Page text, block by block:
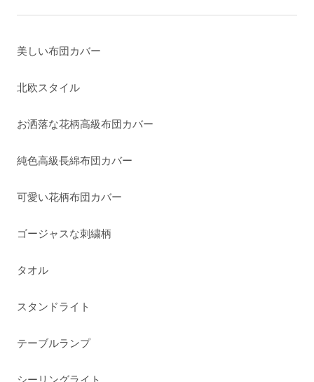
美しい布団カバー
北欧スタイル
お洒落な花柄高級布団カバー
純色高級長綿布団カバー
可愛い花柄布団カバー
ゴージャスな刺繍柄
タオル
スタンドライト
テーブルランプ